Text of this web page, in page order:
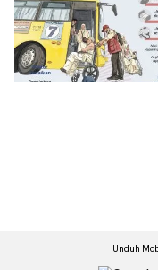
Unduh